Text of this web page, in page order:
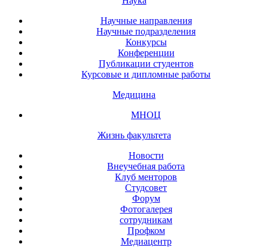
Научные направления
Научные подразделения
Конкурсы
Конференции
Публикации студентов
Курсовые и дипломные работы
Медицина
МНОЦ
Жизнь факультета
Новости
Внеучебная работа
Клуб менторов
Студсовет
Форум
Фотогалерея
сотрудникам
Профком
Медиацентр